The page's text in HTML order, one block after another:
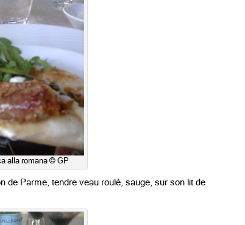
alla romana © GP
de Parme, tendre veau roulé, sauge, sur son lit de